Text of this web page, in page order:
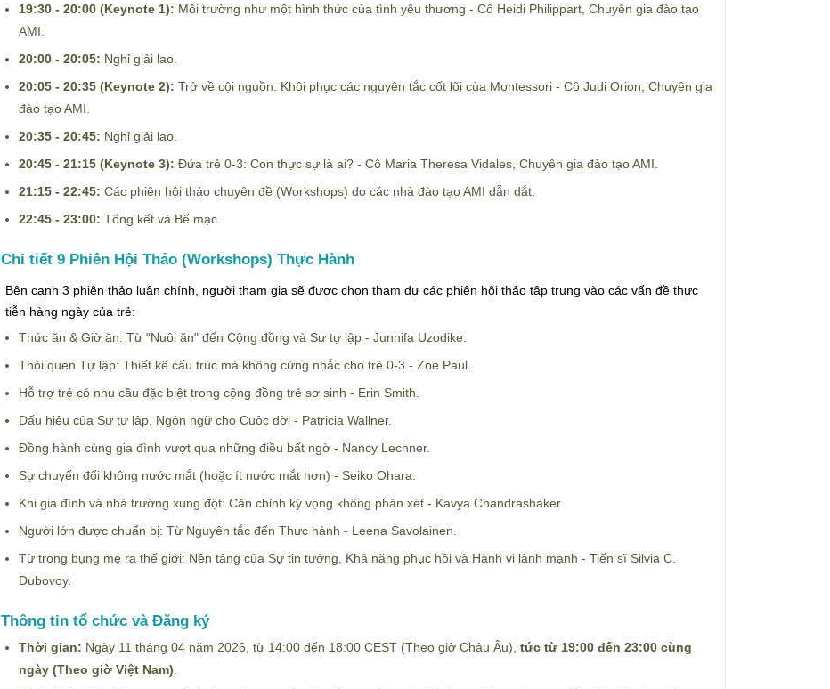
19:30 - 20:00 (Keynote 1): Môi trường như một hình thức của tình yêu thương - Cô Heidi Philippart, Chuyên gia đào tạo
AMI.
20:00 - 20:05: Nghỉ giải lao.
20:05 - 20:35 (Keynote 2): Trở về cội nguồn: Khôi phục các nguyên tắc cốt lõi của Montessori - Cô Judi Orion, Chuyên gia
đào tạo AMI.
20:35 - 20:45: Nghỉ giải lao.
20:45 - 21:15 (Keynote 3): Đứa trẻ 0-3: Con thực sự là ai? - Cô Maria Theresa Vidales, Chuyên gia đào tạo AMI.
21:15 - 22:45: Các phiên hội thảo chuyên đề (Workshops) do các nhà đào tạo AMI dẫn dắt.
22:45 - 23:00: Tổng kết và Bế mạc.
Chi tiết 9 Phiên Hội Thảo (Workshops) Thực Hành
Bên cạnh 3 phiên thảo luận chính, người tham gia sẽ được chọn tham dự các phiên hội thảo tập trung vào các vấn đề thực
tiễn hàng ngày của trẻ:
Thức ăn & Giờ ăn: Từ "Nuôi ăn" đến Cộng đồng và Sự tự lập - Junnifa Uzodike.
Thói quen Tự lập: Thiết kế cấu trúc mà không cứng nhắc cho trẻ 0-3 - Zoe Paul.
Hỗ trợ trẻ có nhu cầu đặc biệt trong cộng đồng trẻ sơ sinh - Erin Smith.
Dấu hiệu của Sự tự lập, Ngôn ngữ cho Cuộc đời - Patricia Wallner.
Đồng hành cùng gia đình vượt qua những điều bất ngờ - Nancy Lechner.
Sự chuyển đổi không nước mắt (hoặc ít nước mắt hơn) - Seiko Ohara.
Khi gia đình và nhà trường xung đột: Căn chỉnh kỳ vọng không phán xét - Kavya Chandrashaker.
Người lớn được chuẩn bị: Từ Nguyên tắc đến Thực hành - Leena Savolainen.
Từ trong bụng mẹ ra thế giới: Nền tảng của Sự tin tưởng, Khả năng phục hồi và Hành vi lành mạnh - Tiến sĩ Silvia C.
Dubovoy.
Thông tin tổ chức và Đăng ký
Thời gian: Ngày 11 tháng 04 năm 2026, từ 14:00 đến 18:00 CEST (Theo giờ Châu Âu), tức từ 19:00 đến 23:00 cùng
ngày (Theo giờ Việt Nam)